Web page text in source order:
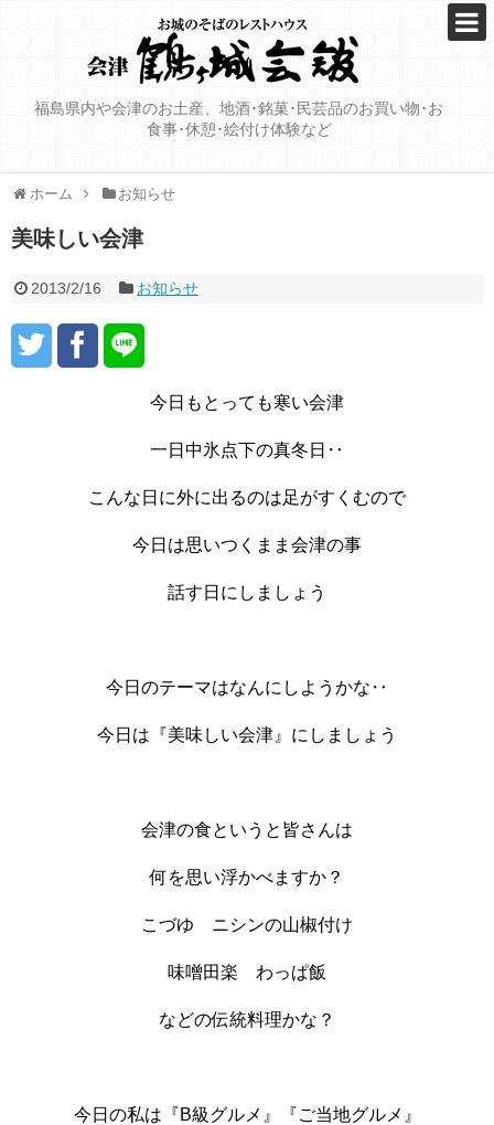
福島県内や会津のお土産、地酒･銘菓･民芸品のお買い物･お
食事･休憩･絵付け体験など
ホーム お知らせ
美味しい会津
2013/2/16 お知らせ
今日もとっても寒い会津
一日中氷点下の真冬日‥
こんな日に外に出るのは足がすくむので
今日は思いつくまま会津の事
話す日にしましょう
今日のテーマはなんにしようかな‥
今日は『美味しい会津』にしましょう
会津の食というと皆さんは
何を思い浮かべますか？
こづゆ ニシンの山椒付け
味噌田楽 わっぱ飯
などの伝統料理かな？
今日の私は『B級グルメ』『ご当地グルメ』